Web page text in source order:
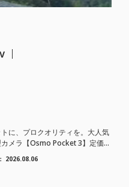
に、プロクオリティを。大人気
メラ【Osmo Pocket 3】定価が
値下げされました！
2026.08.06